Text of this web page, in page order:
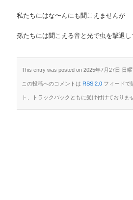
私たちにはな〜んにも聞こえませんが
孫たちには聞こえる音と光で虫を撃退し
This entry was posted on 2025年7月27日 日
この投稿へのコメントは RSS 2.0フィードで
ト、トラックバックともに受け付けておりま